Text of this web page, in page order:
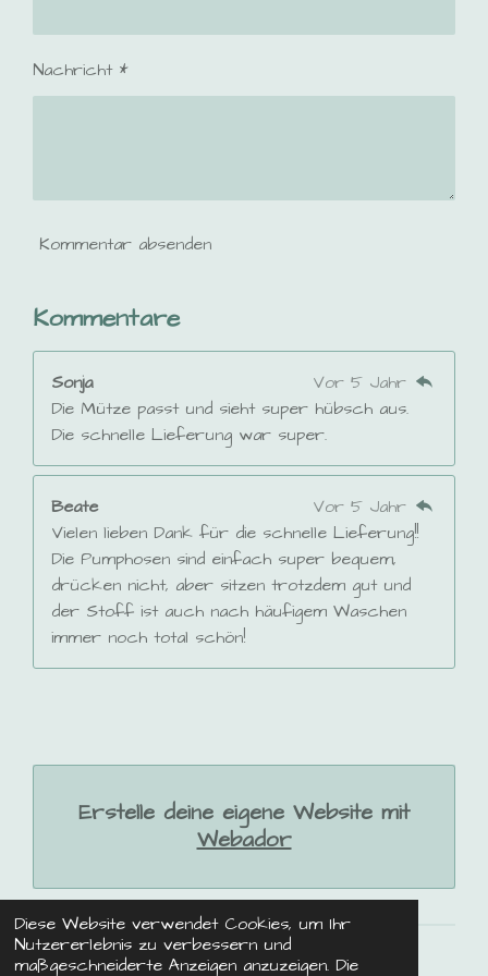
Diese Website verwendet Cookies, um Ihr
Nutzererlebnis zu verbessern und
maßgeschneiderte Anzeigen anzuzeigen. Die
e
n
Nachricht *
Kommentar absenden
Kommentare
Sonja
Vor 5 Jahr
Die Mütze passt und sieht super hübsch aus.
Die schnelle Lieferung war super.
Beate
Vor 5 Jahr
Vielen lieben Dank für die schnelle Lieferung!!
Die Pumphosen sind einfach super bequem,
drücken nicht, aber sitzen trotzdem gut und
der Stoff ist auch nach häufigem Waschen
immer noch total schön!
Erstelle deine eigene Website mit
Webador